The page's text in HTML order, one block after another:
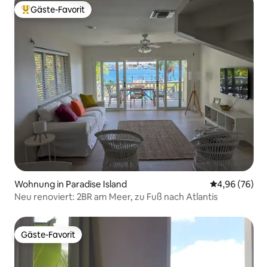
Beliebter Gäste-Favorit.
Gäste-Favorit
Wohnung in Paradise Island
4,96 (76)
Neu renoviert: 2BR am Meer, zu Fuß nach Atlantis
Gäste-Favorit
Gäste-Favorit